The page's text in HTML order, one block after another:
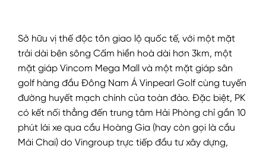
Sở hữu vị thế độc tôn giao lộ quốc tế, với một mặt
trải dài bên sông Cấm hiền hoà dài hơn 3km, một
mặt giáp Vincom Mega Mall và một mặt giáp sân
golf hàng đầu Đông Nam Á Vinpearl Golf cùng tuyến
đường huyết mạch chính của toàn đảo. Đặc biệt, PK
có kết nối thẳng đến trung tâm Hải Phòng chỉ gần 10
phút lái xe qua cầu Hoàng Gia (hay còn gọi là cầu
Mái Chai) do Vingroup trực tiếp đầu tư xây dựng,